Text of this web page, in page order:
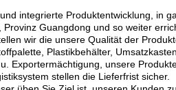
integrierte Produktentwicklung, in
Guangdong und so weiter
wir die unsere Qualität der
Plastikbehälter,
Exportermächtigung, unsere
stellen die Lieferfrist sicher.